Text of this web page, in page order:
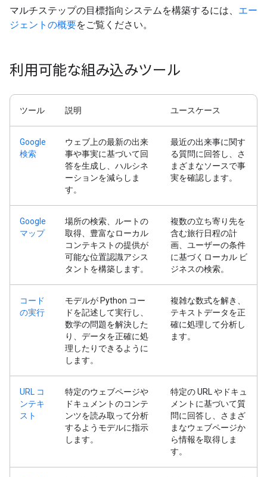
マルチステップの目標指向システムを構築するには、 エー
ジェントの概要をご覧ください。
利用可能な組み込みツール
ツール 説明 ユースケース
Google
検索
ウェブ上の最新の出来
事や事実に基づいて回
答を生成し、ハルシネ
ーションを減らしま
す。
最近の出来事に関す
る質問に回答し、さ
まざまなソースで事
実を確認します。
Google
マップ
場所の検索、ルートの
取得、豊富なローカル
コンテキストの提供が
可能な位置認識アシス
タントを構築します。
複数の立ち寄り先を
含む旅行日程の計
画、ユーザーの条件
に基づくローカル ビ
ジネスの検索。
コード
の実行
モデルが Python コー
ドを記述して実行し、
数学の問題を解決した
り、データを正確に処
理したりできるように
します。
複雑な数式を解き、
テキストデータを正
確に処理して分析し
ます。
URL コ
ンテキ
スト
特定のウェブページや
ドキュメントのコンテ
ンツを読み取って分析
するようモデルに指示
します。
特定の URL やドキュ
メントに基づいて質
問に回答し、さまざ
まなウェブページか
ら情報を取得しま
す。